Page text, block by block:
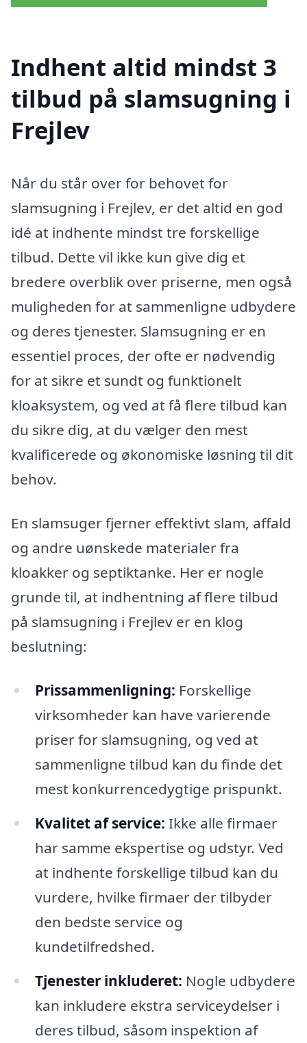
Indhent altid mindst 3
tilbud på slamsugning i
Frejlev
Når du står over for behovet for
slamsugning i Frejlev, er det altid en god
idé at indhente mindst tre forskellige
tilbud. Dette vil ikke kun give dig et
bredere overblik over priserne, men også
muligheden for at sammenligne udbydere
og deres tjenester. Slamsugning er en
essentiel proces, der ofte er nødvendig
for at sikre et sundt og funktionelt
kloaksystem, og ved at få flere tilbud kan
du sikre dig, at du vælger den mest
kvalificerede og økonomiske løsning til dit
behov.
En slamsuger fjerner effektivt slam, affald
og andre uønskede materialer fra
kloakker og septiktanke. Her er nogle
grunde til, at indhentning af flere tilbud
på slamsugning i Frejlev er en klog
beslutning:
Prissammenligning: Forskellige
virksomheder kan have varierende
priser for slamsugning, og ved at
sammenligne tilbud kan du finde det
mest konkurrencedygtige prispunkt.
Kvalitet af service: Ikke alle firmaer
har samme ekspertise og udstyr. Ved
at indhente forskellige tilbud kan du
vurdere, hvilke firmaer der tilbyder
den bedste service og
kundetilfredshed.
Tjenester inkluderet: Nogle udbydere
kan inkludere ekstra serviceydelser i
deres tilbud, såsom inspektion af